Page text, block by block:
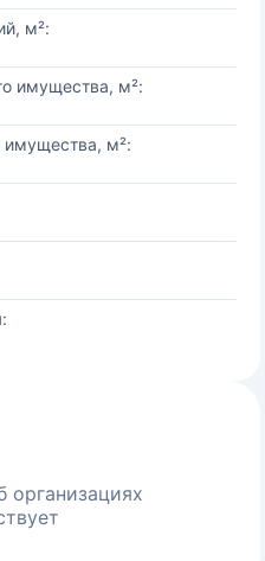
м²:
имущества, м²:
м²: